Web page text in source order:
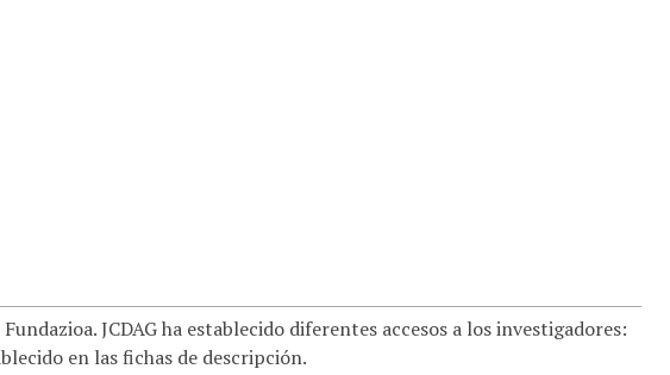
JCDAG ha establecido diferentes accesos a los investigadores:
en las fichas de descripción.